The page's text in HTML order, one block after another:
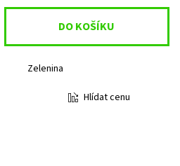
Zelenina
Hlídat cenu